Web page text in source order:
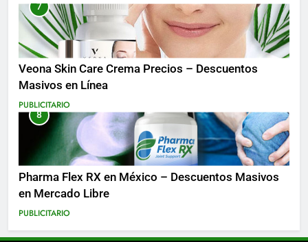
7
Veona Skin Care Crema Precios – Descuentos
Masivos en Línea
PUBLICITARIO
8
Pharma Flex RX en México – Descuentos Masivos
en Mercado Libre
PUBLICITARIO